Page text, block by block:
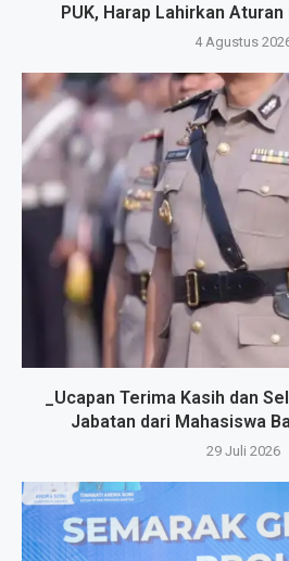
PUK, Harap Lahirkan
4 Agustus
_Ucapan Terima Kasih dan
Jabatan dari Mahasiswa
29 Juli 2026